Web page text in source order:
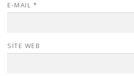
E-MAIL *
SITE WEB